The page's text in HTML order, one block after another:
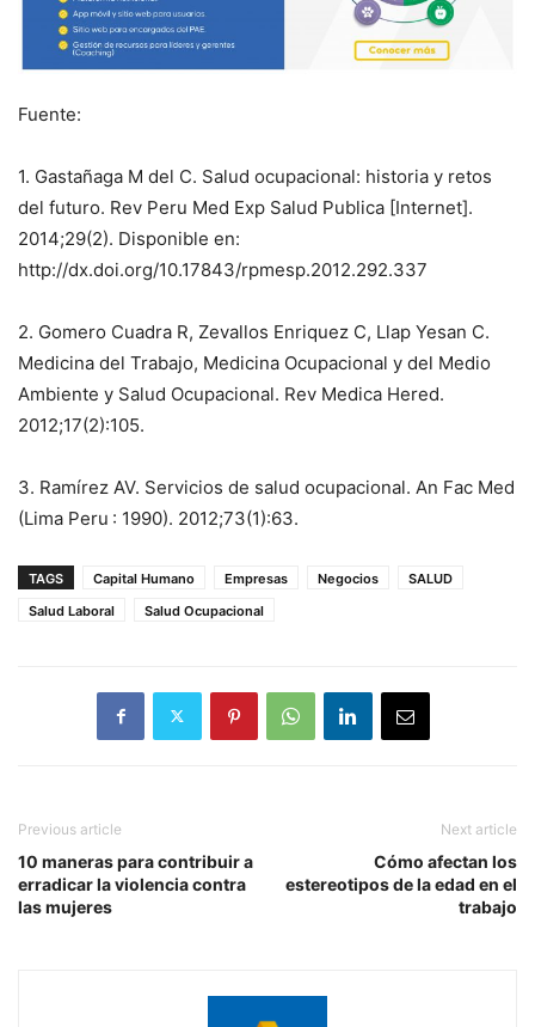
Fuente:
1. Gastañaga M del C. Salud ocupacional: historia y retos
del futuro. Rev Peru Med Exp Salud Publica [Internet].
2014;29(2). Disponible en:
http://dx.doi.org/10.17843/rpmesp.2012.292.337
2. Gomero Cuadra R, Zevallos Enriquez C, Llap Yesan C.
Medicina del Trabajo, Medicina Ocupacional y del Medio
Ambiente y Salud Ocupacional. Rev Medica Hered.
2012;17(2):105.
3. Ramírez AV. Servicios de salud ocupacional. An Fac Med
(Lima Peru : 1990). 2012;73(1):63.
TAGS Capital Humano Empresas Negocios
SALUD
Salud Laboral
Salud Ocupacional
Previous article
10 maneras para contribuir a
erradicar la violencia contra
las mujeres
Next article
Cómo afectan los
estereotipos de la edad en el
trabajo